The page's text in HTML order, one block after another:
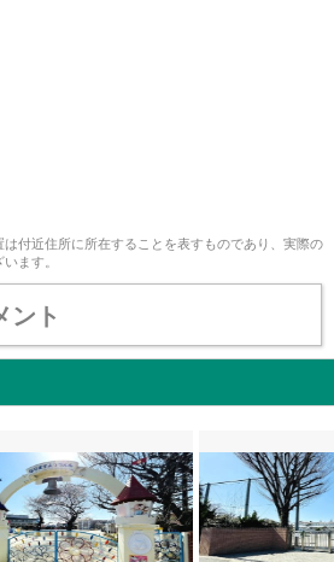
付近住所に所在することを表すものであり、実際の
ます。
ント